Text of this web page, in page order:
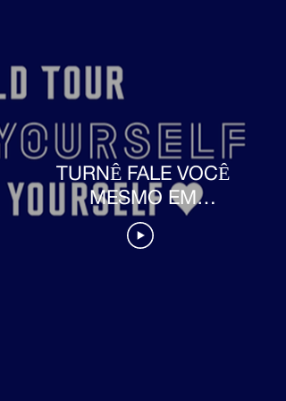
TURNÊ FALE VOCÊ
MESMO EM
LONDRES -
BASTIDORES [PT-BR]